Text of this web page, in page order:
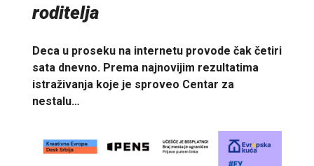
roditelja
Deca u proseku na internetu provode čak četiri
sata dnevno. Prema najnovijim rezultatima
istraživanja koje je sproveo Centar za
nestalu…